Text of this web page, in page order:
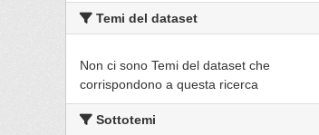
Temi del dataset
Non ci sono Temi del dataset che
corrispondono a questa ricerca
Sottotemi